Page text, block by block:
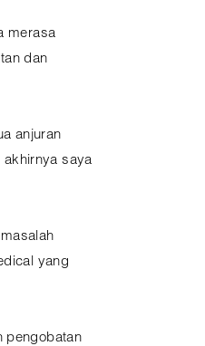
merasa
dan
anjuran
akhirnya saya
yang
pengobatan